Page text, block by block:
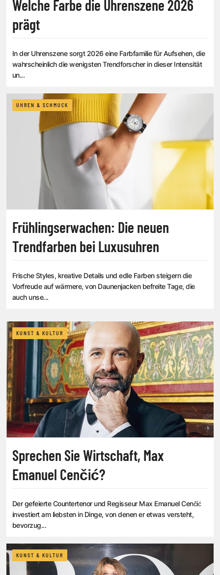
Welche Farbe die Uhrenszene 2026
prägt
In der Uhrenszene sorgt 2026 eine Farbfamilie für Aufsehen, die
wahrscheinlich die wenigsten Trendforscher in dieser Intensität
un...
UHREN & SCHMUCK
Frühlingserwachen: Die neuen
Trendfarben bei Luxusuhren
Frische Styles, kreative Details und edle Farben steigern die
Vorfreude auf wärmere, von Daunenjacken befreite Tage, die
auch unse...
KUNST & KULTUR
Sprechen Sie Wirtschaft, Max
Emanuel Cenčić?
Der gefeierte Countertenor und Regisseur Max Emanuel Cenčić
investiert am liebsten in Dinge, von denen er etwas versteht,
bevorzug...
KUNST & KULTUR